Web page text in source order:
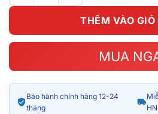
THÊM VÀO GIỎ
MUA
Bảo hành chính hãng 12-24
tháng
HN